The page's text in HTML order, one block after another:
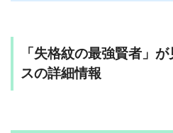
「失格紋の最強賢者」
スの詳細情報